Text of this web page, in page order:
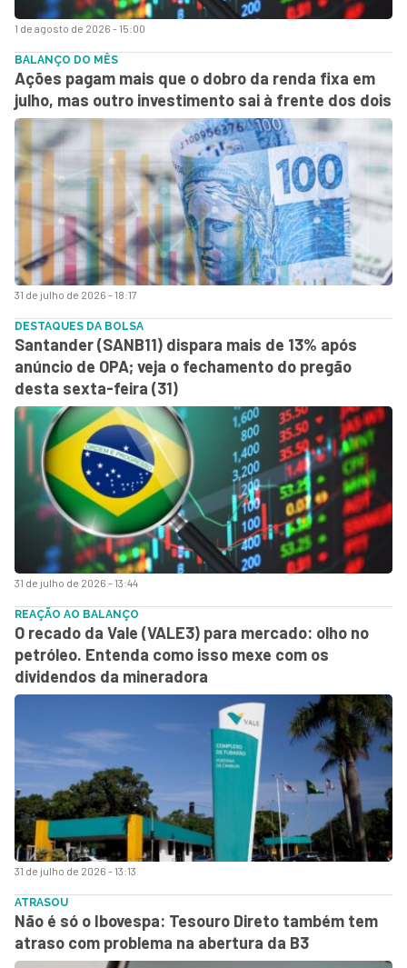
1 de agosto de 2026 - 15:00
31 de julho de 2026 - 18:17
BALANÇO DO MÊS
Ações pagam mais que o dobro da renda fixa em
julho, mas outro investimento sai à frente dos dois
31 de julho de 2026 - 13:44
DESTAQUES DA BOLSA
Santander (SANB11) dispara mais de 13% após
anúncio de OPA; veja o fechamento do pregão
desta sexta-feira (31)
31 de julho de 2026 - 13:13
REAÇÃO AO BALANÇO
O recado da Vale (VALE3) para mercado: olho no
petróleo. Entenda como isso mexe com os
dividendos da mineradora
ATRASOU
Não é só o Ibovespa: Tesouro Direto também tem
atraso com problema na abertura da B3